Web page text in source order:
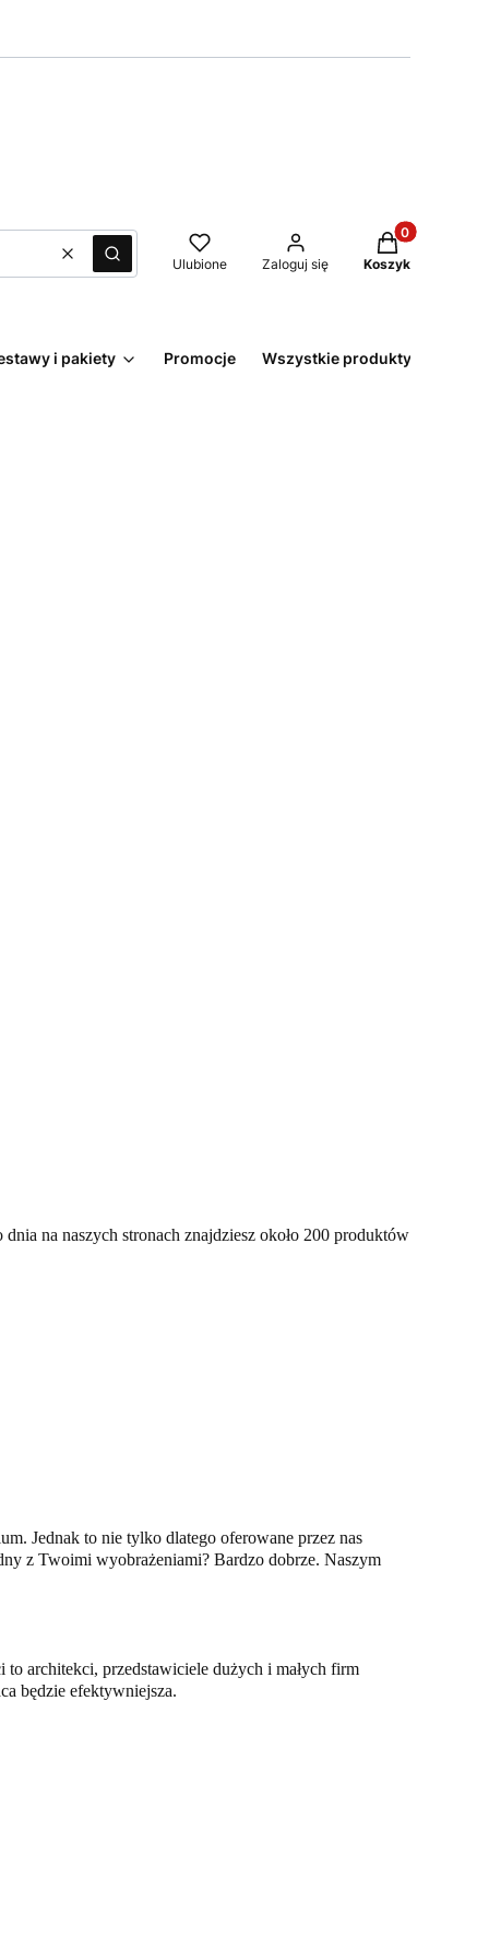
WyczyśćSzukaj Ulubione Zaloguj się
Produkty w
Koszyk
i pakiety Promocje Wszystkie produkty
na naszych stronach znajdziesz około 200 produktów
Jednak to nie tylko dlatego oferowane przez nas
z Twoimi wyobrażeniami? Bardzo dobrze. Naszym
architekci, przedstawiciele dużych i małych firm
będzie efektywniejsza.